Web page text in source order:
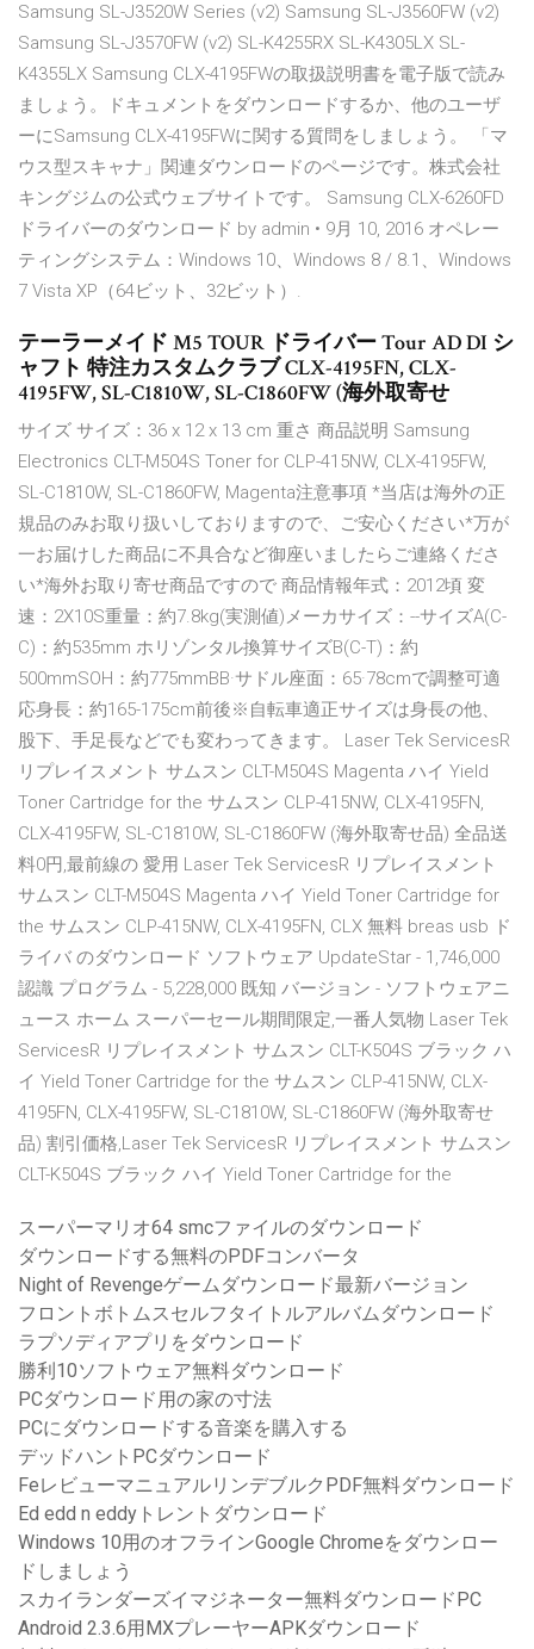
Samsung SL-J3520W Series (v2) Samsung SL-J3560FW (v2)
Samsung SL-J3570FW (v2) SL-K4255RX SL-K4305LX SL-
K4355LX Samsung CLX-4195FWの取扱説明書を電子版で読み
ましょう。ドキュメントをダウンロードするか、他のユーザ
ーにSamsung CLX-4195FWに関する質問をしましょう。 「マ
ウス型スキャナ」関連ダウンロードのページです。株式会社
キングジムの公式ウェブサイトです。 Samsung CLX-6260FD
ドライバーのダウンロード by admin • 9月 10, 2016 オペレー
ティングシステム：Windows 10、Windows 8 / 8.1、Windows
7 Vista XP（64ビット、32ビット）.
テーラーメイド M5 TOUR ドライバー Tour AD DI シ
ャフト 特注カスタムクラブ CLX-4195FN, CLX-
4195FW, SL-C1810W, SL-C1860FW (海外取寄せ
サイズ サイズ：36 x 12 x 13 cm 重さ 商品説明 Samsung
Electronics CLT-M504S Toner for CLP-415NW, CLX-4195FW,
SL-C1810W, SL-C1860FW, Magenta注意事項 *当店は海外の正
規品のみお取り扱いしておりますので、ご安心ください*万が
一お届けした商品に不具合など御座いましたらご連絡くださ
い*海外お取り寄せ商品ですので 商品情報年式：2012頃 変
速：2X10S重量：約7.8kg(実測値)メーカサイズ：--サイズA(C-
C)：約535mm ホリゾンタル換算サイズB(C-T)：約
500mmSOH：約775mmBB·サドル座面：65·78cmで調整可適
応身長：約165-175cm前後※自転車適正サイズは身長の他、
股下、手足長などでも変わってきます。 Laser Tek ServicesR
リプレイスメント サムスン CLT-M504S Magenta ハイ Yield
Toner Cartridge for the サムスン CLP-415NW, CLX-4195FN,
CLX-4195FW, SL-C1810W, SL-C1860FW (海外取寄せ品) 全品送
料0円,最前線の 愛用 Laser Tek ServicesR リプレイスメント
サムスン CLT-M504S Magenta ハイ Yield Toner Cartridge for
the サムスン CLP-415NW, CLX-4195FN, CLX 無料 breas usb ド
ライバ のダウンロード ソフトウェア UpdateStar - 1,746,000
認識 プログラム - 5,228,000 既知 バージョン - ソフトウェアニ
ュース ホーム スーパーセール期間限定,一番人気物 Laser Tek
ServicesR リプレイスメント サムスン CLT-K504S ブラック ハ
イ Yield Toner Cartridge for the サムスン CLP-415NW, CLX-
4195FN, CLX-4195FW, SL-C1810W, SL-C1860FW (海外取寄せ
品) 割引価格,Laser Tek ServicesR リプレイスメント サムスン
CLT-K504S ブラック ハイ Yield Toner Cartridge for the
スーパーマリオ64 smcファイルのダウンロード
ダウンロードする無料のPDFコンバータ
Night of Revengeゲームダウンロード最新バージョン
フロントボトムスセルフタイトルアルバムダウンロード
ラプソディアプリをダウンロード
勝利10ソフトウェア無料ダウンロード
PCダウンロード用の家の寸法
PCにダウンロードする音楽を購入する
デッドハントPCダウンロード
FeレビューマニュアルリンデブルクPDF無料ダウンロード
Ed edd n eddyトレントダウンロード
Windows 10用のオフラインGoogle Chromeをダウンロー
ドしましょう
スカイランダーズイマジネーター無料ダウンロードPC
Android 2.3.6用MXプレーヤーAPKダウンロード